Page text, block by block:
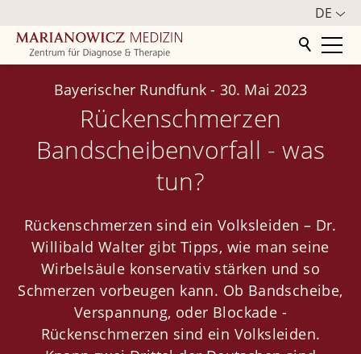
DE
Startseite
Zentrum
Philosophie
Aktuelles
Infos für internationale Patienten
Kooperation mit "Die Schmerzmeisterei"
Impressionen
Presse
Bayerischer Rundfunk- 30. Mai 2023
Rückenschmerzen
Bandscheibenvorfall - was
tun?
Rückenschmerzen sind ein Volksleiden – Dr.
Willibald Walter gibt Tipps, wie man seine
Wirbelsäule konservativ stärken und so
Schmerzen vorbeugen kann. Ob Bandscheibe,
Verspannung, oder Blockade -
Rückenschmerzen sind ein Volksleiden.